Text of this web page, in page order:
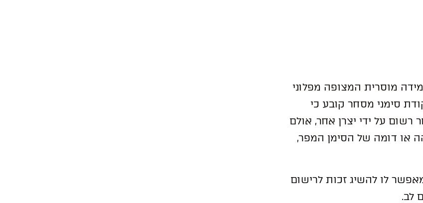
מוסרית המצופה מפלוני
סעדים משפטיים. בו זמן, סעיף 30 לפקודת סימני מסחר קובע כי
על ידי יצרן אחר, אולם
או דומה של הסימן המפר,
לו להשיג זכות לרישום
לב.